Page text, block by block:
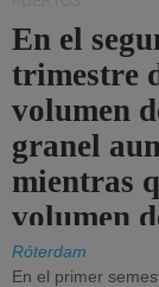
En el
trimestre
volumen
granel
mientras
volumen
general
Róterdam
En el primer